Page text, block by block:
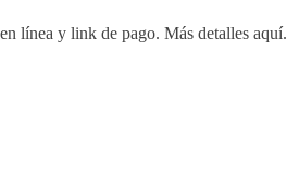
línea y link de pago. Más detalles aquí.